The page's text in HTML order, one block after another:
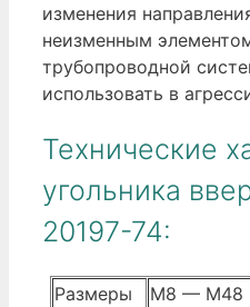
изменения
неизменным
трубопроводной
использовать в
Технические
угольника
20197-74:
Размеры
М8 — М48